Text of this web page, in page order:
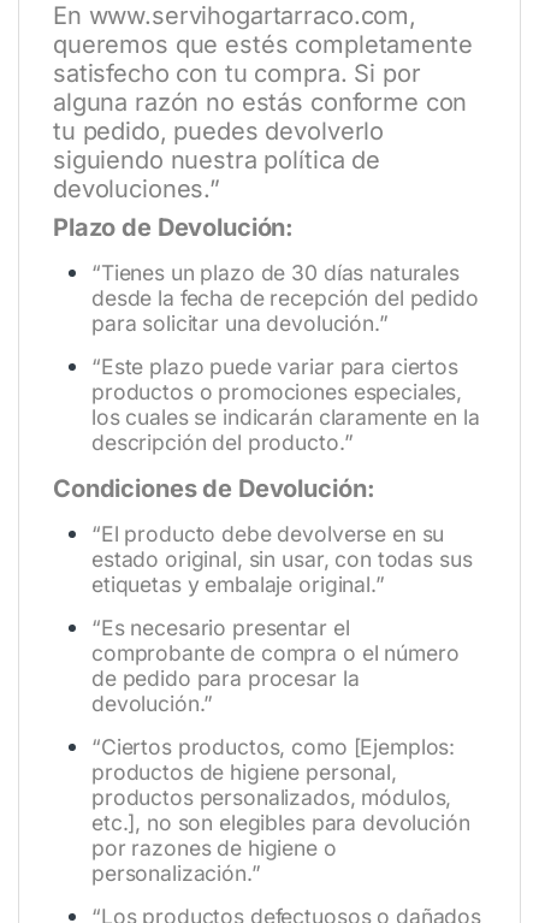
En www.servihogartarraco.com,
queremos que estés completamente
satisfecho con tu compra. Si por
alguna razón no estás conforme con
tu pedido, puedes devolverlo
siguiendo nuestra política de
devoluciones.”
Plazo de Devolución:
“Tienes un plazo de 30 días naturales
desde la fecha de recepción del pedido
para solicitar una devolución.”
“Este plazo puede variar para ciertos
productos o promociones especiales,
los cuales se indicarán claramente en la
descripción del producto.”
Condiciones de Devolución:
“El producto debe devolverse en su
estado original, sin usar, con todas sus
etiquetas y embalaje original.”
“Es necesario presentar el
comprobante de compra o el número
de pedido para procesar la
devolución.”
“Ciertos productos, como [Ejemplos:
productos de higiene personal,
productos personalizados, módulos,
etc.], no son elegibles para devolución
por razones de higiene o
personalización.”
“Los productos defectuosos o dañados